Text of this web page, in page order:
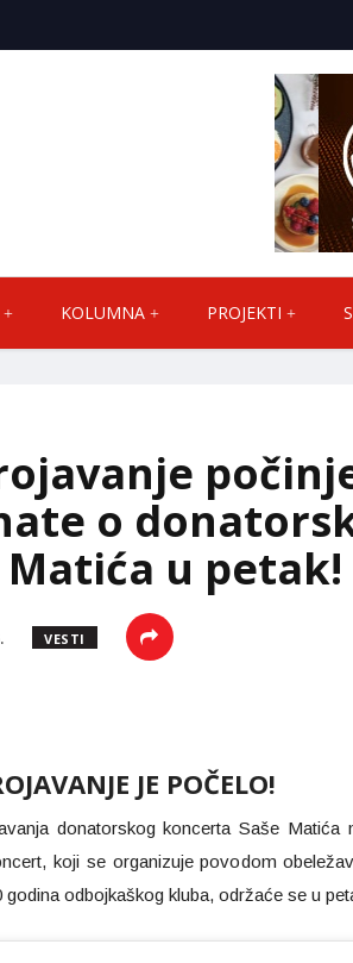
KOLUMNA PROJEKTI
o
Matića u petak!
VESTI
JE POČELO!
donatorskog koncerta Saše Matića
koji se organizuje povodom
godina odbojkaškog kluba, održaće se u